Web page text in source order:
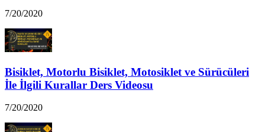
7/20/2020
Bisiklet, Motorlu Bisiklet, Motosiklet ve Sürücüleri
İle İlgili Kurallar Ders Videosu
7/20/2020